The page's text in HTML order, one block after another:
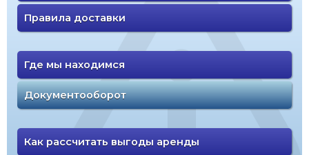
Правила доставки
Где мы находимся
Документооборот
Как рассчитать выгоды аренды